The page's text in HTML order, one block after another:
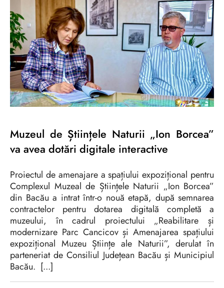
Muzeul de Științele Naturii „Ion Borcea”
va avea dotări digitale interactive
Proiectul de amenajare a spațiului expozițional pentru
Complexul Muzeal de Științele Naturii „Ion Borcea”
din Bacău a intrat într-o nouă etapă, după semnarea
contractelor pentru dotarea digitală completă a
muzeului, în cadrul proiectului „Reabilitare și
modernizare Parc Cancicov și Amenajarea spațiului
expozițional Muzeu Științe ale Naturii”, derulat în
parteneriat de Consiliul Județean Bacău și Municipiul
Bacău. [...]